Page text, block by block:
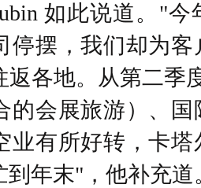
如此说道。"
停摆，我们却为
返各地。从第二季
的会展旅游）、
业有所好转，卡
到年末"，他补充道